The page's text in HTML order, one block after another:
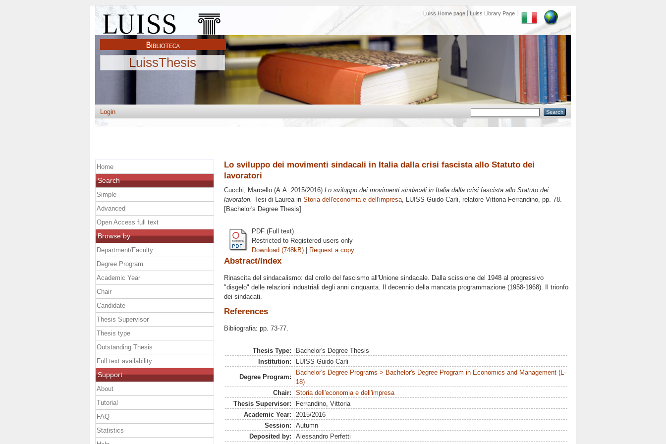
Luiss Home page Luiss Library Page
LuissThesis
Login
Lo sviluppo dei movimenti sindacali in Italia dalla crisi fascista allo Statuto dei
lavoratori
Cucchi, Marcello (A.A. 2015/2016) Lo sviluppo dei movimenti sindacali in Italia dalla crisi fascista allo Statuto dei
lavoratori. Tesi di Laurea in Storia dell'economia e dell'impresa, LUISS Guido Carli, relatore Vittoria Ferrandino, pp. 78.
[Bachelor's Degree Thesis]
PDF (Full text)
Restricted to Registered users only
Download (748kB) | Request a copy
Abstract/Index
Rinascita del sindacalismo: dal crollo del fascismo all'Unione sindacale. Dalla scissione del 1948 al progressivo
"disgelo" delle relazioni industriali degli anni cinquanta. Il decennio della mancata programmazione (1958-1968). Il trionfo
dei sindacati.
References
Bibliografia: pp. 73-77.
Thesis Type:
Bachelor's Degree Thesis
Institution:
LUISS Guido Carli
Degree Program:
Bachelor's Degree Programs > Bachelor's Degree Program in Economics and Management (L-
18)
Chair:
Storia dell'economia e dell'impresa
Thesis Supervisor:
Ferrandino, Vittoria
Academic Year:
2015/2016
Session:
Autumn
Deposited by:
Alessandro Perfetti
Home
Search
Simple
Advanced
Open Access full text
Browse by
Department/Faculty
Degree Program
Academic Year
Chair
Candidate
Thesis Supervisor
Thesis type
Outstanding Thesis
Full text availability
Support
About
Tutorial
FAQ
Statistics